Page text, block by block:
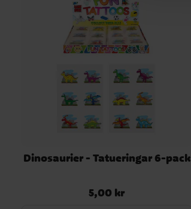
Dinosaurier - Tatueringar 6-pack
Pris:5,00 kr
5,00 kr